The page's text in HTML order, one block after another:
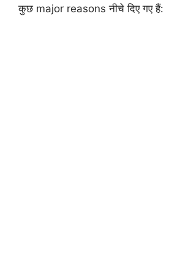
कुछ major reasons नीचे दिए गए हैं: